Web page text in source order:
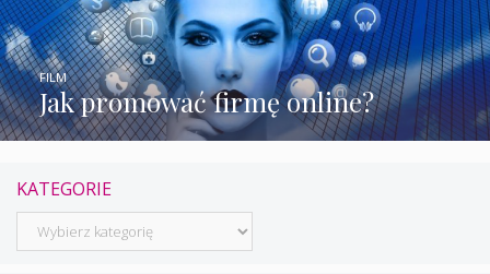
Jak promować firmę online?
FILM
KATEGORIE
Kategorie